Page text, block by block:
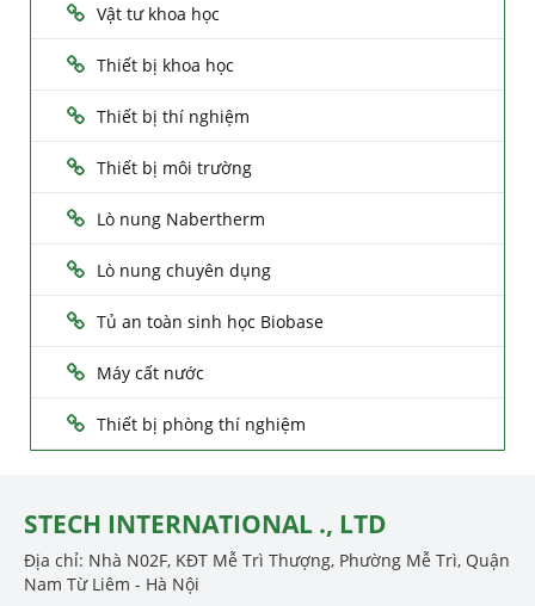
Vật tư khoa học
Thiết bị khoa học
Thiết bị thí nghiệm
Thiết bị môi trường
Lò nung Nabertherm
Lò nung chuyên dụng
Tủ an toàn sinh học Biobase
Máy cất nước
Thiết bị phòng thí nghiệm
STECH INTERNATIONAL ., LTD
Địa chỉ: Nhà N02F, KĐT Mễ Trì Thượng, Phường Mễ Trì, Quận
Nam Từ Liêm - Hà Nội